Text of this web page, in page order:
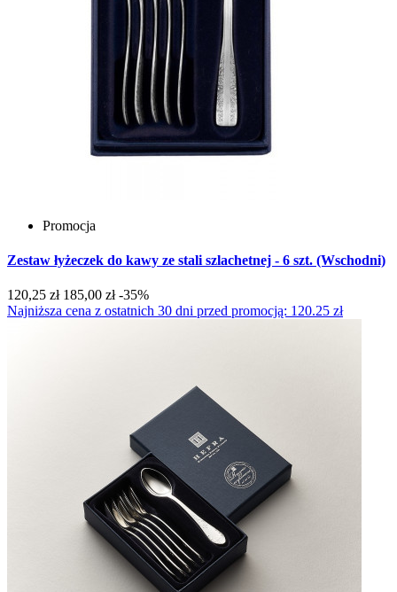
Promocja
Zestaw łyżeczek do kawy ze stali szlachetnej - 6 szt. (Wschodni)
120,25 zł 185,00 zł -35%
Najniższa cena z ostatnich 30 dni przed promocją: 120.25 zł